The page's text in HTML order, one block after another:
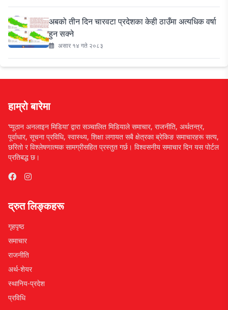
अबको तीन दिन चारवटा प्रदेशका केही ठाउँमा अत्यधिक वर्षा
हुन सक्ने
असार १४ गते २०८३
हाम्रो बारेमा
‘प्यूठान अनलाइन मिडिया’ द्वारा सञ्चालित मिडियाले समाचार, राजनीति, अर्थतन्त्र,
पूर्वाधार, सूचना प्रविधि, स्वास्थ्य, शिक्षा लगायत सबै क्षेत्रका ब्रेकिङ समाचारहरू सत्य,
छरितो र विश्लेषणात्मक सामग्रीसहित प्रस्तुत गर्छ। विश्वसनीय समाचार दिन यस पोर्टल
प्रतिबद्ध छ।
द्रुत लिङ्कहरू
गृहपृष्ठ
समाचार
राजनीति
अर्थ-शेयर
स्थानिय-प्रदेश
प्रविधि